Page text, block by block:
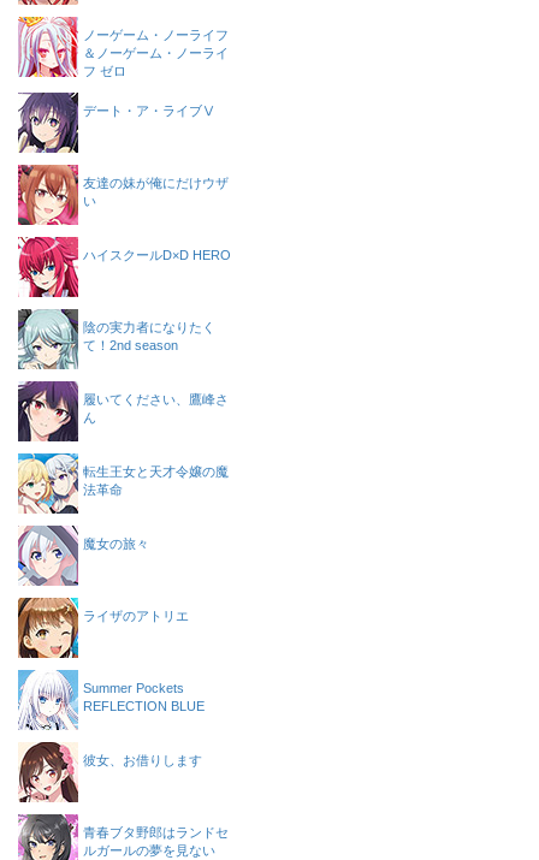
ノーゲーム・ノーライフ
＆ノーゲーム・ノーライ
フ ゼロ
デート・ア・ライブⅤ
友達の妹が俺にだけウザ
い
ハイスクールD×D HERO
陰の実力者になりたく
て！2nd season
履いてください、鷹峰さ
ん
転生王女と天才令嬢の魔
法革命
魔女の旅々
ライザのアトリエ
Summer Pockets
REFLECTION BLUE
彼女、お借りします
青春ブタ野郎はランドセ
ルガールの夢を見ない